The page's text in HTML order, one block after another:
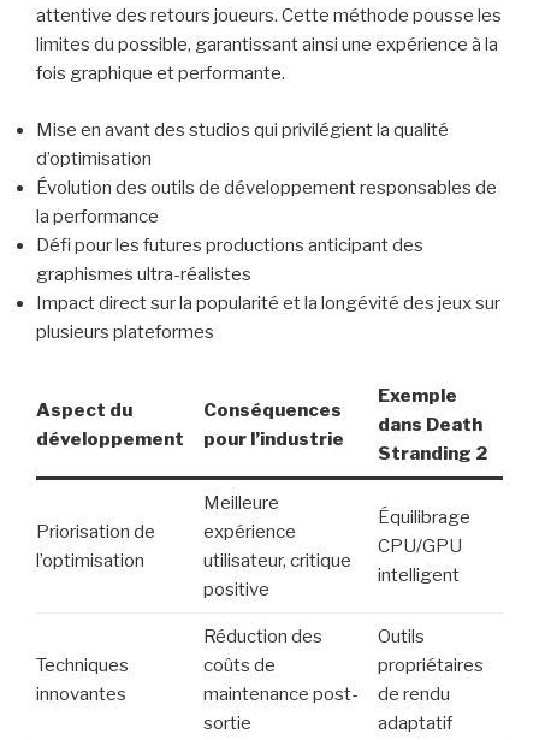
attentive des retours joueurs. Cette méthode pousse les
limites du possible, garantissant ainsi une expérience à la
fois graphique et performante.
Mise en avant des studios qui privilégient la qualité
d’optimisation
Évolution des outils de développement responsables de
la performance
Défi pour les futures productions anticipant des
graphismes ultra-réalistes
Impact direct sur la popularité et la longévité des jeux sur
plusieurs plateformes
Aspect du
développement
Conséquences
pour l’industrie
Exemple
dans Death
Stranding 2
Priorisation de
l’optimisation
Meilleure
expérience
utilisateur, critique
positive
Équilibrage
CPU/GPU
intelligent
Techniques
innovantes
Réduction des
coûts de
maintenance post-
sortie
Outils
propriétaires
de rendu
adaptatif